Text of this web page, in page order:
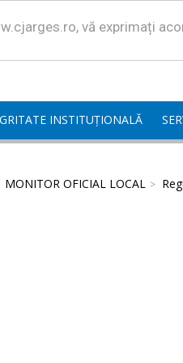
vă exprimați
INSTITUȚIONALĂ
MONITOR OFICIAL LOCAL